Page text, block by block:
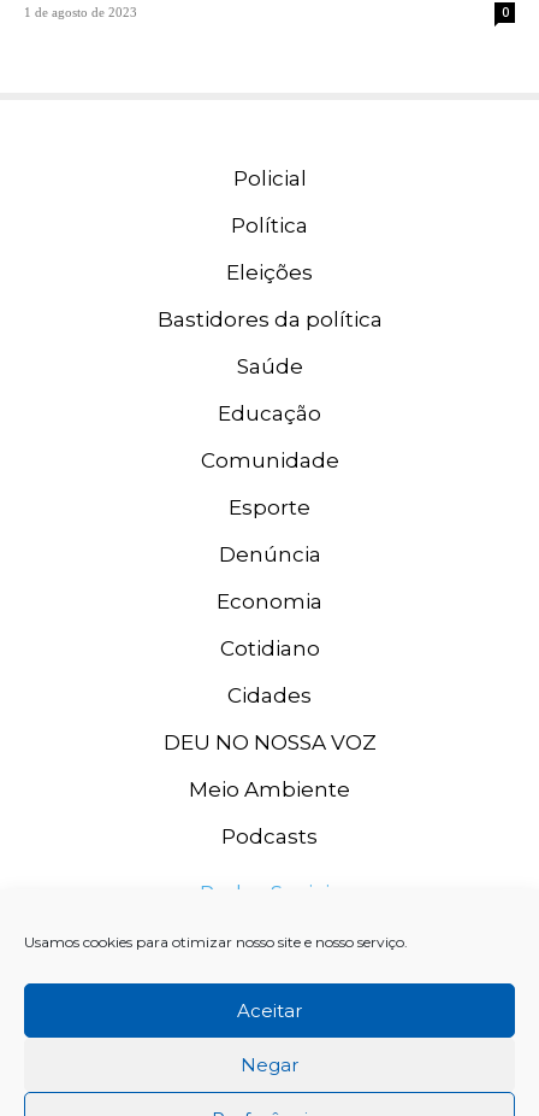
Usamos cookies para otimizar nosso site e nosso serviço.
Aceitar
Negar
1 de agosto de 2023 0
Policial
Política
Eleições
Bastidores da política
Saúde
Educação
Comunidade
Esporte
Denúncia
Economia
Cotidiano
Cidades
DEU NO NOSSA VOZ
Meio Ambiente
Podcasts
Redes Sociais